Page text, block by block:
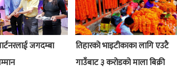
जगदम्बा
तिहारको भाइटीकाका लागि एउटै
गाउँबाट ३ करोडको माला बिक्री